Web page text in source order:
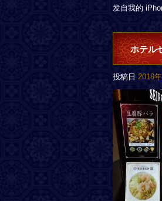
发自我的
ホテル
投稿日 2018